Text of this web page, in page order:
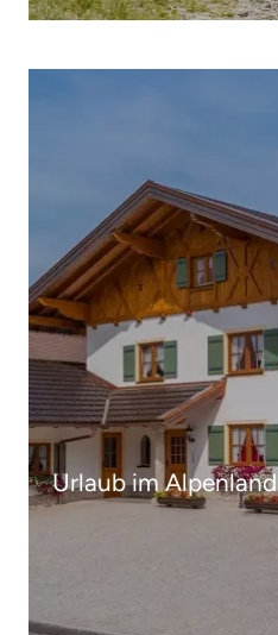
Urlaub im Alpenland